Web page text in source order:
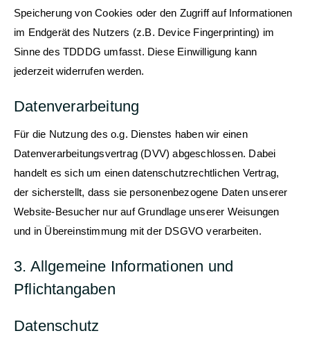
Speicherung von Cookies oder den Zugriff auf Informationen
im Endgerät des Nutzers (z.B. Device Fingerprinting) im
Sinne des TDDDG umfasst. Diese Einwilligung kann
jederzeit widerrufen werden.
Datenverarbeitung
Für die Nutzung des o.g. Dienstes haben wir einen
Datenverarbeitungsvertrag (DVV) abgeschlossen. Dabei
handelt es sich um einen datenschutzrechtlichen Vertrag,
der sicherstellt, dass sie personenbezogene Daten unserer
Website-Besucher nur auf Grundlage unserer Weisungen
und in Übereinstimmung mit der DSGVO verarbeiten.
3. Allgemeine Informationen und
Pflichtangaben
Datenschutz